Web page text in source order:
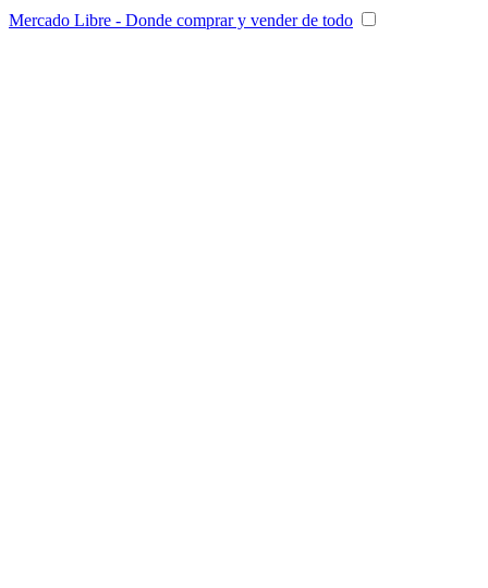
Mercado Libre - Donde comprar y vender de todo